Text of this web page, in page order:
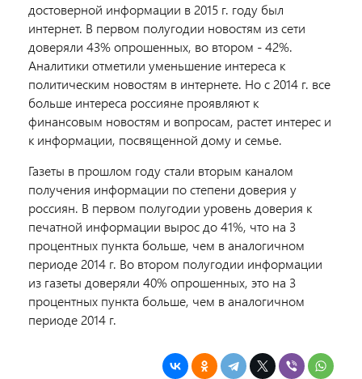
достоверной информации в 2015 г. году был
интернет. В первом полугодии новостям из сети
доверяли 43% опрошенных, во втором - 42%.
Аналитики отметили уменьшение интереса к
политическим новостям в интернете. Но с 2014 г. все
больше интереса россияне проявляют к
финансовым новостям и вопросам, растет интерес и
к информации, посвященной дому и семье.
Газеты в прошлом году стали вторым каналом
получения информации по степени доверия у
россиян. В первом полугодии уровень доверия к
печатной информации вырос до 41%, что на 3
процентных пункта больше, чем в аналогичном
периоде 2014 г. Во втором полугодии информации
из газеты доверяли 40% опрошенных, это на 3
процентных пункта больше, чем в аналогичном
периоде 2014 г.